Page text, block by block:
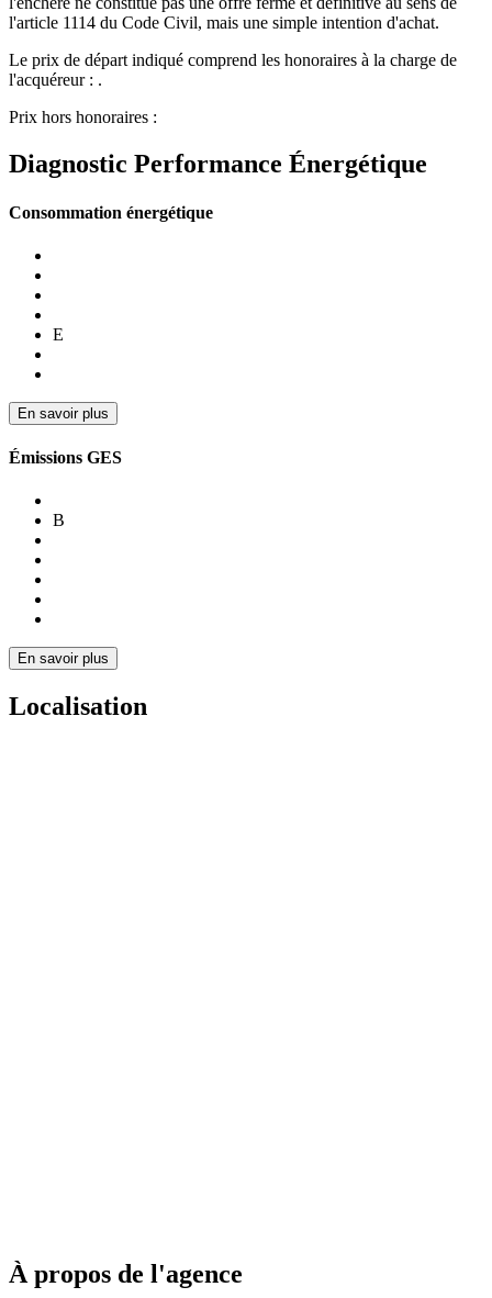
l'article 1114 du Code Civil, mais une simple intention d'achat.
Le prix de départ indiqué comprend les honoraires à la charge de
l'acquéreur : .
Prix hors honoraires :
Diagnostic Performance Énergétique
Consommation énergétique
E
En savoir plus
Émissions GES
B
En savoir plus
Localisation
À propos de l'agence